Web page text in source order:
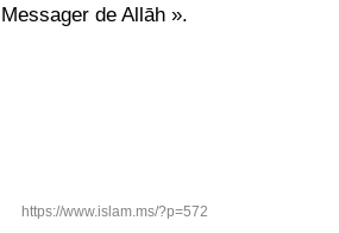
Messager de Allāh ».
https://www.islam.ms/?p=572